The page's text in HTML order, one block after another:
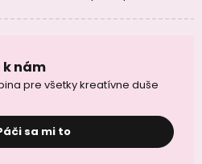
nám
pre všetky kreatívne duše
sa mi to